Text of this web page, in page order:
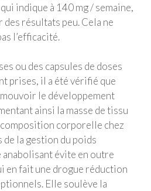
indique à 140 mg / semaine,
résultats peu. Cela ne
l’efficacité.
ou des capsules de doses
prises, il a été vérifié que
le développement
ainsi la masse de tissu
corporelle chez
la gestion du poids
évite en outre
en fait une drogue réduction
Elle soulève la